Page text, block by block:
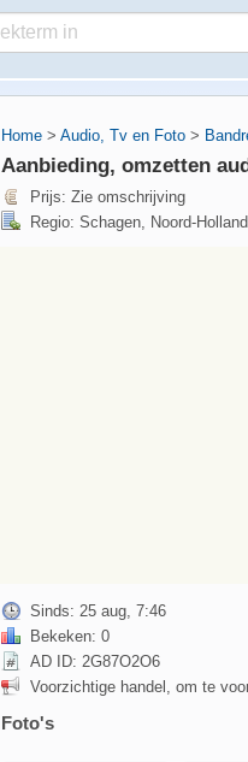
Home > Audio, Tv en Foto >
Aanbieding, omzetten
Prijs: Zie omschrijving
Regio: Schagen, Noord-Holland
Sinds: 25 aug, 7:46
Bekeken: 0
AD ID: 2G87O2O6
Voorzichtige handel, om te
Foto's